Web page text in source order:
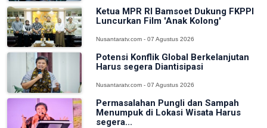
Ketua MPR RI Bamsoet Dukung FKPPI
Luncurkan Film 'Anak Kolong'
Nusantaratv.com - 07 Agustus 2026
Potensi Konflik Global Berkelanjutan
Harus segera Diantisipasi
Nusantaratv.com - 07 Agustus 2026
Permasalahan Pungli dan Sampah
Menumpuk di Lokasi Wisata Harus
segera...